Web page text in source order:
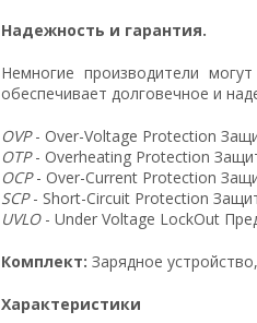
Надежность и гарантия.
Немногие производители
обеспечивает долговечное и
OVP- Over-Voltage Protection
OTP- Overheating Protection
OCP- Over-Current Protection
SCP- Short-Circuit Protection
UVLO- Under Voltage LockOut
Комплект: Зарядное
Характеристики